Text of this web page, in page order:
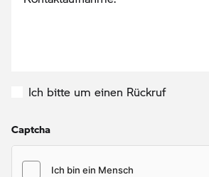
Ich bitte um einen Rückruf
Captcha